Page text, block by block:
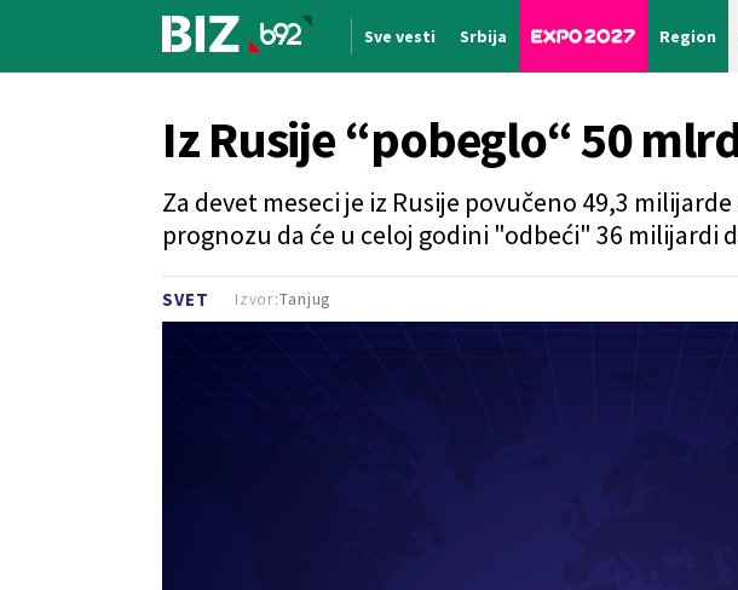
Sve vesti Srbija Region
SVET
Iz Rusije “pobeglo“ 50
Za devet meseci je iz Rusije povučeno 49,3
prognozu da će u celoj godini "odbeći" 36 milijardi
Izvor:Tanjug